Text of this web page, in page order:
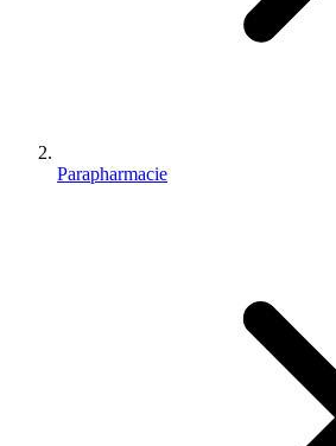
Parapharmacie